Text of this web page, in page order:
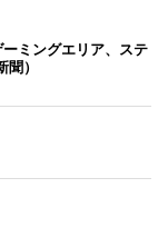
ミングエリア、ステ
）